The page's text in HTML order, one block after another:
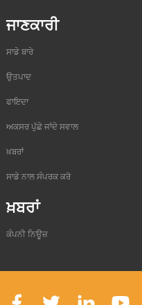
ਜਾਣਕਾਰੀ
ਸਾਡੇ ਬਾਰੇ
ਉਤਪਾਦ
ਫਾਇਦਾ
ਅਕਸਰ ਪੁੱਛੇ ਜਾਂਦੇ ਸਵਾਲ
ਖ਼ਬਰਾਂ
ਸਾਡੇ ਨਾਲ ਸੰਪਰਕ ਕਰੋ
ਖ਼ਬਰਾਂ
ਕੰਪਨੀ ਨਿਊਜ਼